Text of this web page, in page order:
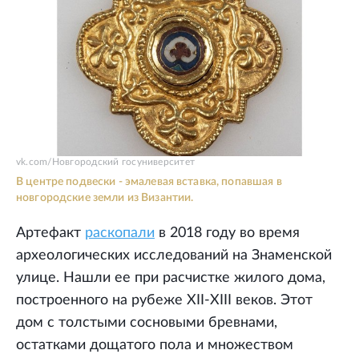
vk.com/Новгородский госуниверситет
В центре подвески - эмалевая вставка, попавшая в
новгородские земли из Византии.
Артефакт раскопали в 2018 году во время
археологических исследований на Знаменской
улице. Нашли ее при расчистке жилого дома,
построенного на рубеже XII-XIII веков. Этот
дом с толстыми сосновыми бревнами,
остатками дощатого пола и множеством